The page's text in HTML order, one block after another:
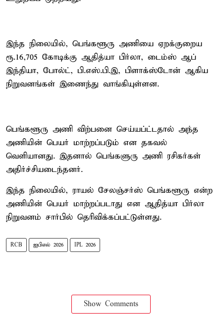
இந்த நிலையில், பெங்களூரு அணியை ஏறக்குறைய
ரூ.16,705 கோடிக்கு ஆதித்யா பிர்லா, டைம்ஸ் ஆப்
இந்தியா, போல்ட், பி.எஸ்.பி.இ, பிளாக்ஸ்டோன் ஆகிய
நிறுவனங்கள் இணைந்து வாங்கியுள்ளன.
பெங்களூரு அணி விற்பனை செய்யப்ட்டதால் அந்த
அணியின் பெயர் மாற்றப்படும் என தகவல்
வெளியானது. இதனால் பெங்களுரு அணி ரசிகர்கள்
அதிர்ச்சியடைந்தனர்.
இந்த நிலையில், ராயல் சேலஞ்சர்ஸ் பெங்களூரு என்ற
அணியின் பெயர் மாற்றப்படாது என ஆதித்யா பிர்லா
நிறுவனம் சார்பில் தெரிவிக்கப்பட்டுள்ளது.
RCB ஐபிஎல் 2026 IPL 2026
Show Comments